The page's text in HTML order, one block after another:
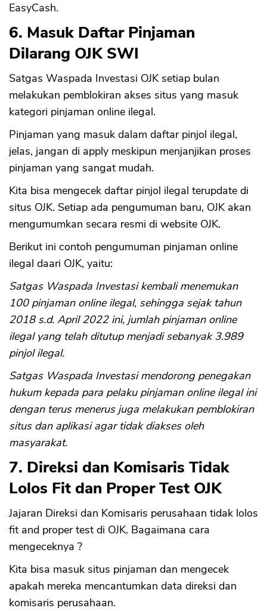
EasyCash.
6. Masuk Daftar Pinjaman
Dilarang OJK SWI
Satgas Waspada Investasi OJK setiap bulan
melakukan pemblokiran akses situs yang masuk
kategori pinjaman online ilegal.
Pinjaman yang masuk dalam daftar pinjol ilegal,
jelas, jangan di apply meskipun menjanjikan proses
pinjaman yang sangat mudah.
Kita bisa mengecek daftar pinjol ilegal terupdate di
situs OJK. Setiap ada pengumuman baru, OJK akan
mengumumkan secara resmi di website OJK.
Berikut ini contoh pengumuman pinjaman online
ilegal daari OJK, yaitu:
Satgas Waspada Investasi kembali menemukan
100 pinjaman online ilegal, sehingga sejak tahun
2018 s.d. April 2022 ini, jumlah pinjaman online
ilegal yang telah ditutup menjadi sebanyak 3.989
pinjol ilegal.
Satgas Waspada Investasi mendorong penegakan
hukum kepada para pelaku pinjaman online ilegal ini
dengan terus menerus juga melakukan pemblokiran
situs dan aplikasi agar tidak diakses oleh
masyarakat.
7. Direksi dan Komisaris Tidak
Lolos Fit dan Proper Test OJK
Jajaran Direksi dan Komisaris perusahaan tidak lolos
fit and proper test di OJK. Bagaimana cara
mengeceknya ?
Kita bisa masuk situs pinjaman dan mengecek
apakah mereka mencantumkan data direksi dan
komisaris perusahaan.
OK
CANCEL